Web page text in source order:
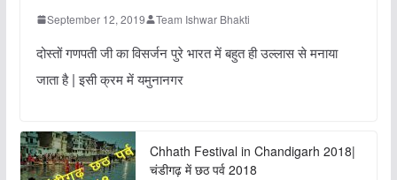
September 12, 2019 Team Ishwar Bhakti
दोस्तों गणपती जी का विसर्जन पुरे भारत में बहुत ही उल्लास से मनाया
जाता है | इसी क्रम में यमुनानगर
Chhath Festival in Chandigarh 2018|
चंडीगढ़ में छठ पर्व 2018